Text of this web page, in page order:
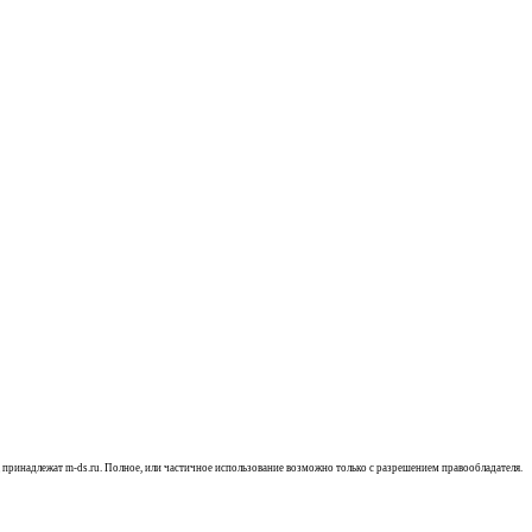
m-ds.ru. Полное, или частичное использование возможно только с разрешением правообладателя.